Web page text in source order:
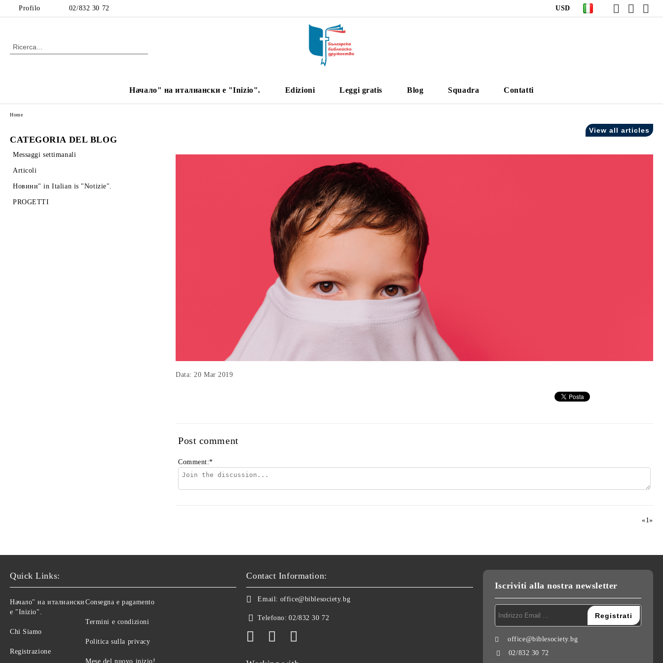
Profilo 02/832 30 72 USD
Начало" на италиански е "Inizio". Edizioni Leggi gratis Blog Squadra Contatti
CATEGORIA DEL BLOG
Messaggi settimanali
Articoli
Новини" in Italian is "Notizie".
PROGETTI
Home
View all articles
Data: 20 Mar 2019
Post comment
Comment:*
«1»
Quick Links:
Начало" на италиански
е "Inizio".
Chi Siamo
Registrazione
Consegna e pagamento
Termini e condizioni
Politica sulla privacy
Mese del nuovo inizio!
Contact Information:
Email: office@biblesociety.bg
Telefono: 02/832 30 72
Iscriviti alla nostra newsletter
office@biblesociety.bg
02/832 30 72